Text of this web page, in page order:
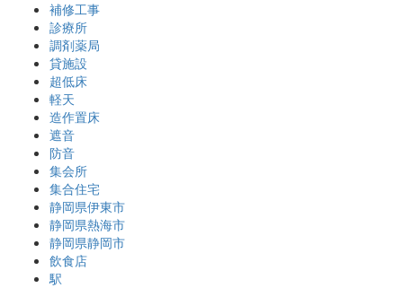
補修工事
診療所
調剤薬局
貸施設
超低床
軽天
造作置床
遮音
防音
集会所
集合住宅
静岡県伊東市
静岡県熱海市
静岡県静岡市
飲食店
駅